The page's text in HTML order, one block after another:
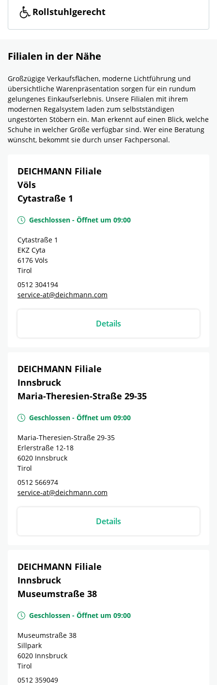
Rollstuhlgerecht
Filialen in der Nähe
Großzügige Verkaufsflächen, moderne Lichtführung und
übersichtliche Warenpräsentation sorgen für ein rundum
gelungenes Einkaufserlebnis. Unsere Filialen mit ihrem
modernen Regalsystem laden zum selbstständigen
ungestörten Stöbern ein. Man erkennt auf einen Blick, welche
Schuhe in welcher Größe verfügbar sind. Wer eine Beratung
wünscht, bekommt sie durch unser Fachpersonal.
DEICHMANN Filiale
Völs
Cytastraße 1
Geschlossen - Öffnet um 09:00
Cytastraße 1
EKZ Cyta
6176 Völs
Tirol
0512 304194
service-at@deichmann.com
Details
DEICHMANN Filiale
Innsbruck
Maria-Theresien-Straße 29-35
Geschlossen - Öffnet um 09:00
Maria-Theresien-Straße 29-35
Erlerstraße 12-18
6020 Innsbruck
Tirol
0512 566974
service-at@deichmann.com
Details
DEICHMANN Filiale
Innsbruck
Museumstraße 38
Geschlossen - Öffnet um 09:00
Museumstraße 38
Sillpark
6020 Innsbruck
Tirol
0512 359049